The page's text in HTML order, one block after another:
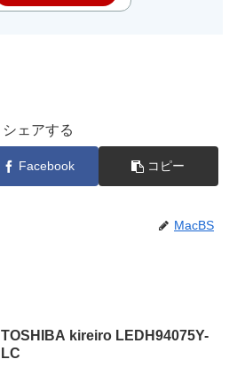
シェアする
Facebook コピー
MacBS
TOSHIBA kireiro LEDH94075Y-
LC